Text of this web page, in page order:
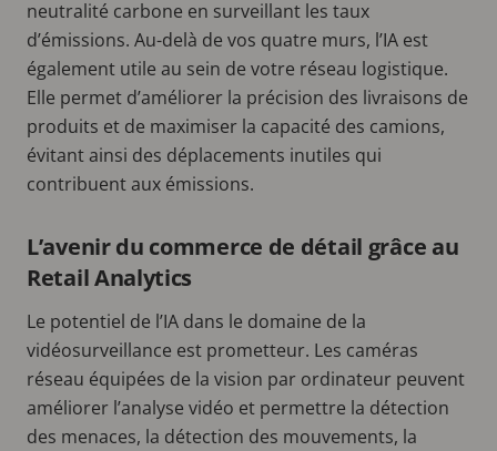
neutralité carbone en surveillant les taux
d’émissions. Au-delà de vos quatre murs, l’IA est
également utile au sein de votre réseau logistique.
Elle permet d’améliorer la précision des livraisons de
produits et de maximiser la capacité des camions,
évitant ainsi des déplacements inutiles qui
contribuent aux émissions.
L’avenir du commerce de détail grâce au
Retail Analytics
Le potentiel de l’IA dans le domaine de la
vidéosurveillance est prometteur. Les caméras
réseau équipées de la vision par ordinateur peuvent
améliorer l’analyse vidéo et permettre la détection
des menaces, la détection des mouvements, la